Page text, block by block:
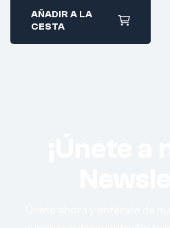
AÑADIR A LA
CESTA